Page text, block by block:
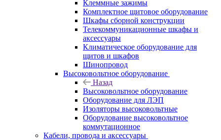
Клеммные зажимы
Комплектное щитовое оборудование
Шкафы сборной конструкции
Телекоммуникационные шкафы и
аксессуары
Климатическое оборудование для
щитов и шкафов
Шинопровод
Высоковольтное оборудование
Назад
Высоковольтное оборудование
Оборудование для ЛЭП
Изоляторы высоковольтные
Оборудование высоковольтное
коммутационное
Кабели, провода и аксессуары